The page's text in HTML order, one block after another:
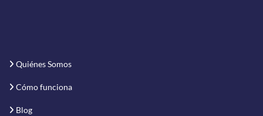
Quiénes Somos
Cómo funciona
Blog